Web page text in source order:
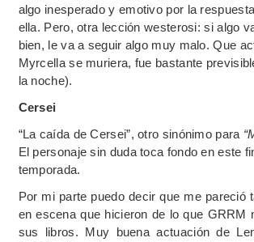
algo inesperado y emotivo por la
ella. Pero, otra lección westerosi: si algo
bien, le va a seguir algo muy malo. Que
Myrcella se muriera, fue bastante
la noche).
Cersei
“La caída de Cersei”, otro sinónimo para
El personaje sin duda toca fondo en este
temporada.
Por mi parte puedo decir que me pareció
en escena que hicieron de lo que GRRM
sus libros. Muy buena actuación de